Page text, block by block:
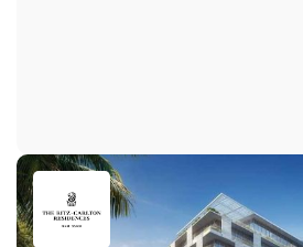
Крытый паркинг
TwoOrMoreSpaces
Консьерж на парковке